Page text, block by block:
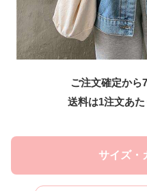
ご注文確定から
送料は1注文あた
サイズ・